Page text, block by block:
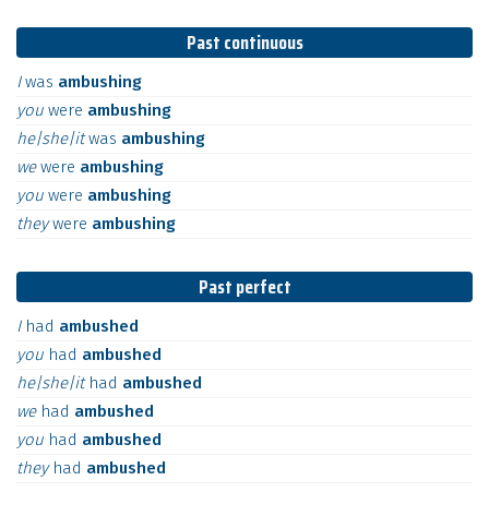
Past continuous
Iwas ambushing
you were ambushing
he|she|itwas ambushing
wewere ambushing
you were ambushing
theywere ambushing
Past perfect
I had ambushed
you had ambushed
he|she|it had ambushed
we had ambushed
you had ambushed
they had ambushed